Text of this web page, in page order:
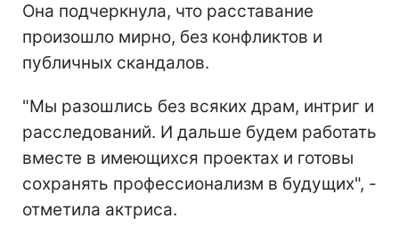
Она подчеркнула, что расставание
произошло мирно, без конфликтов и
публичных скандалов.
"Мы разошлись без всяких драм, интриг и
расследований. И дальше будем работать
вместе в имеющихся проектах и готовы
сохранять профессионализм в будущих", -
отметила актриса.